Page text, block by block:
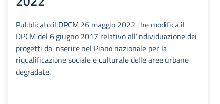
Pubblicato il DPCM 26 maggio 2022 che modifica il
DPCM del 6 giugno 2017 relativo all’individuazione dei
progetti da inserire nel Piano nazionale per la
riqualificazione sociale e culturale delle aree urbane
degradate.